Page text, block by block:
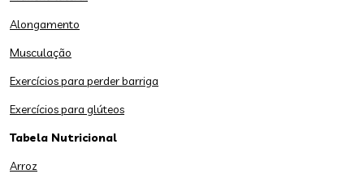
Alongamento
Musculação
Exercícios para perder barriga
Exercícios para glúteos
Tabela Nutricional
Arroz